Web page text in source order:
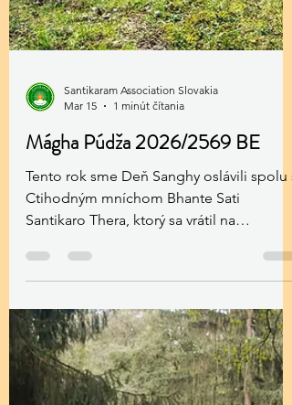
Mar 15
1 minút čítania
Mágha Púdža 2026/2569 BE
Tento rok sme Deň Sanghy oslávili spolu s
Ctihodným mníchom Bhante Sati
Santikaro Thera, ktorý sa vrátil na